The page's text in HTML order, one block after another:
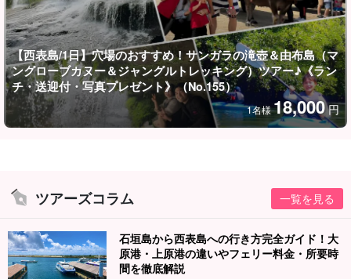
うれしい特典♪写真プレゼント＆送迎付き
さらに、上原港や一部宿泊先からの送迎付きだから移動もラクラ
ク。
【西表島/1日】穴場のおすすめ！サンガラの滝壺＆由布島（マ
ングローブカヌー＆ジャングルトレッキング）ツアー♪《ラン
チ・送迎付・写真プレゼント》（No.155）
1名様18,000 円
ツアーズコラム 一覧を見る
石垣島から西表島への行き方完全ガイド！大
原港・上原港の違いやフェリー料金・所要時
間を徹底解説